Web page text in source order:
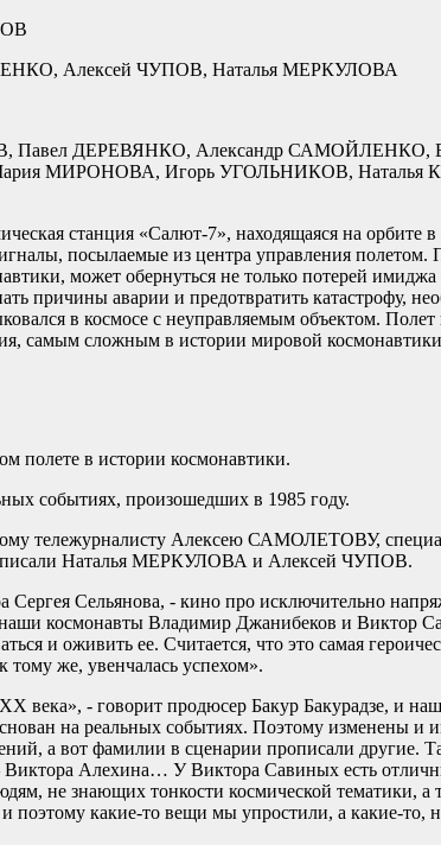
Алексей ЧУПОВ, Наталья МЕРКУЛОВА
Павел ДЕРЕВЯНКО, Александр САМОЙЛЕНКО,
МИРОНОВА, Игорь УГОЛЬНИКОВ, Наталья
станция «Салют-7», находящаяся на орбите
посылаемые из центра управления
может обернуться не только потерей
причины аварии и предотвратить катастрофу,
в космосе с неуправляемым объектом.
самым сложным в истории мировой
в истории космонавтики.
событиях, произошедших в 1985 году.
тележурналисту Алексею САМОЛЕТОВУ,
Наталья МЕРКУЛОВА и Алексей ЧУПОВ.
Сельянова, - кино про исключительно
космонавты Владимир Джанибеков и Виктор
и оживить ее. Считается, что это самая
тому же, увенчалась успехом».
века», - говорит продюсер Бакур Бакурадзе, и
на реальных событиях. Поэтому изменены и
а вот фамилии в сценарии прописали другие.
Алехина… У Виктора Савиных есть
не знающих тонкости космической тематики, а
и поэтому какие-то вещи мы упростили, а какие-то,